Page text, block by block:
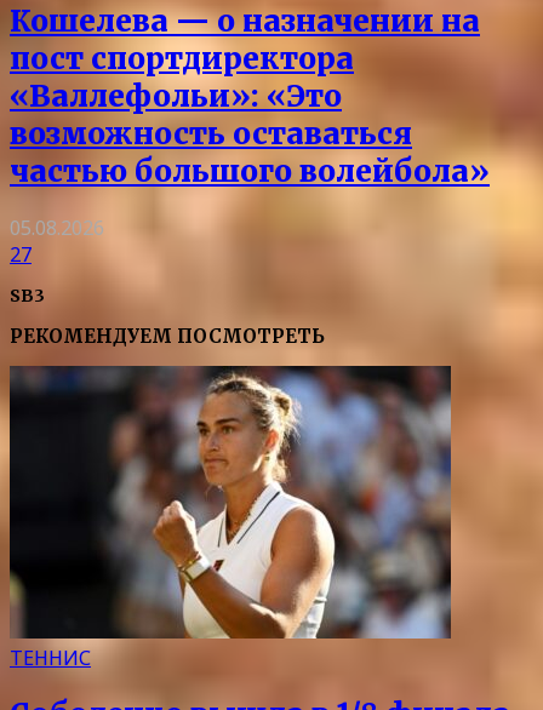
Кошелева — о назначении на
пост спортдиректора
«Валлефольи»: «Это
возможность оставаться
частью большого волейбола»
05.08.2026
27
SB3
РЕКОМЕНДУЕМ ПОСМОТРЕТЬ
ТЕННИС